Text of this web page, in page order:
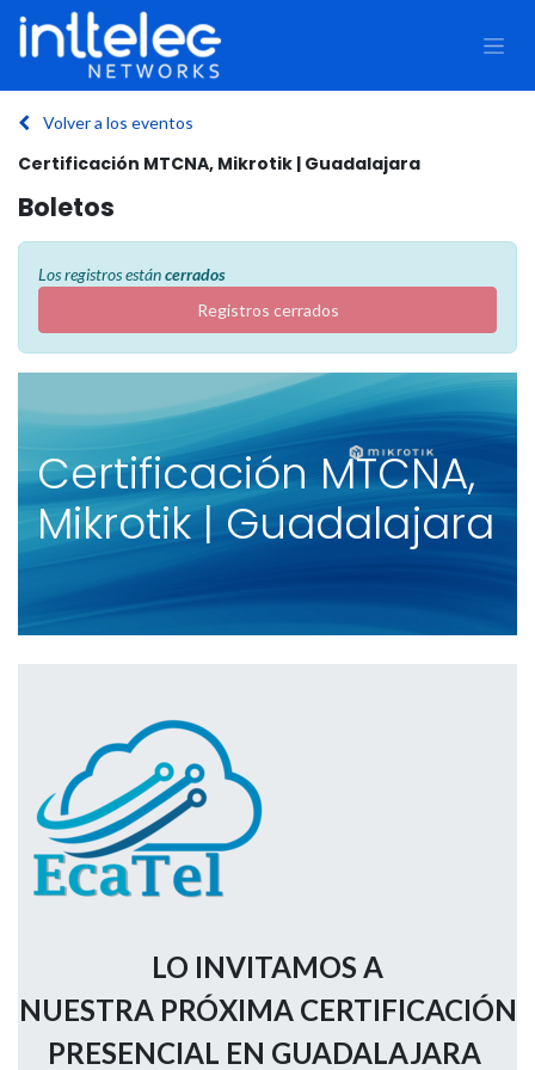
Volver a los eventos
Certificación MTCNA, Mikrotik | Guadalajara
Boletos
Los registros estáncerrados
Registros cerrados
Certificación MTCNA,
Mikrotik | Guadalajara
LO INVITAMOS A
NUESTRA PRÓXIMA CERTIFICACIÓN
PRESENCIAL EN GUADALAJARA